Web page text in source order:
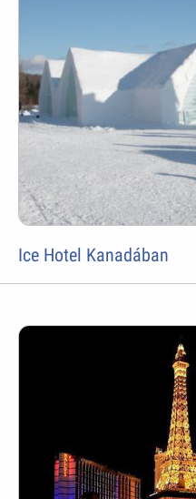
Ice Hotel Kanadában